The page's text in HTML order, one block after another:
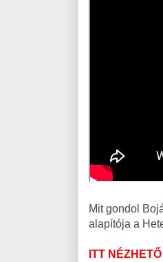
Mit gondol
alapítója a
ITT